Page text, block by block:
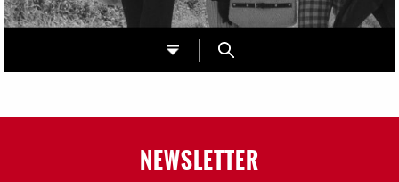
NEWSLETTER